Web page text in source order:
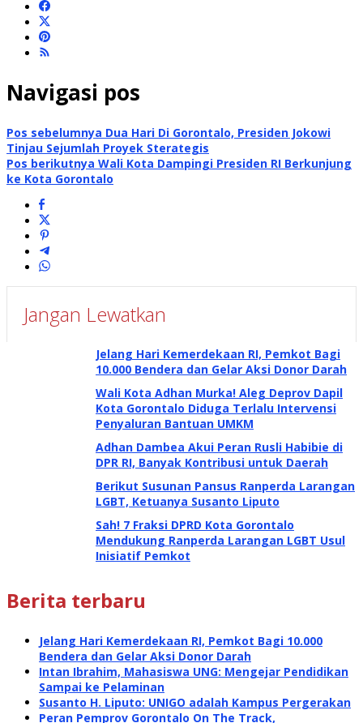
Navigasi pos
Pos sebelumnya Dua Hari Di Gorontalo, Presiden Jokowi
Tinjau Sejumlah Proyek Sterategis
Pos berikutnya Wali Kota Dampingi Presiden RI Berkunjung
ke Kota Gorontalo
Jangan Lewatkan
Jelang Hari Kemerdekaan RI, Pemkot Bagi
10.000 Bendera dan Gelar Aksi Donor Darah
Wali Kota Adhan Murka! Aleg Deprov Dapil
Kota Gorontalo Diduga Terlalu Intervensi
Penyaluran Bantuan UMKM
Adhan Dambea Akui Peran Rusli Habibie di
DPR RI, Banyak Kontribusi untuk Daerah
Berikut Susunan Pansus Ranperda Larangan
LGBT, Ketuanya Susanto Liputo
Sah! 7 Fraksi DPRD Kota Gorontalo
Mendukung Ranperda Larangan LGBT Usul
Inisiatif Pemkot
Berita terbaru
Jelang Hari Kemerdekaan RI, Pemkot Bagi 10.000
Bendera dan Gelar Aksi Donor Darah
Intan Ibrahim, Mahasiswa UNG: Mengejar Pendidikan
Sampai ke Pelaminan
Susanto H. Liputo: UNIGO adalah Kampus Pergerakan
Peran Pemprov Gorontalo On The Track,